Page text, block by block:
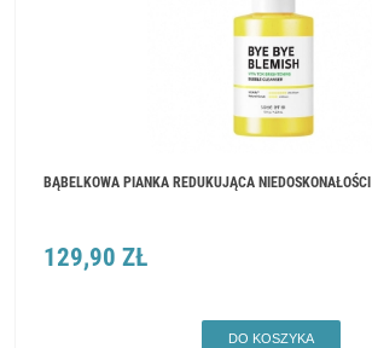
BĄBELKOWA PIANKA REDUKUJĄCA
129,90 ZŁ
DO KOSZYKA